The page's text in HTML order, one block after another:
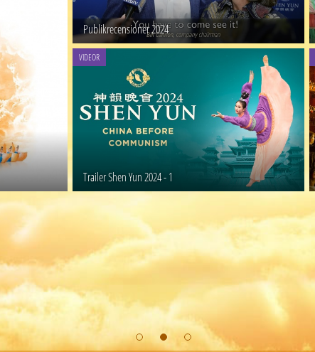
Publikrecensioner 2024
VIDEOR
Trailer Shen Yun 2024 - 1